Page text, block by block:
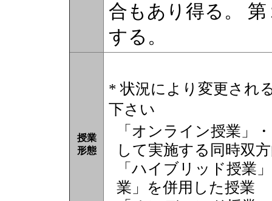
合もあり得る。
する。
授業
形態
* 状況により変更され
下さい
「オンライン授業」
して実施する同時双
「ハイブリッド授業
業」を併用した授業